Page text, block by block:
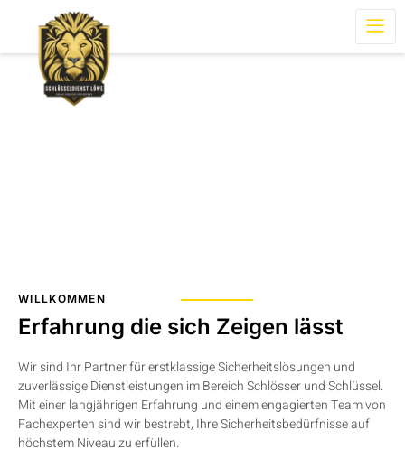
WILLKOMMEN
Erfahrung die sich Zeigen lässt
Wir sind Ihr Partner für erstklassige Sicherheitslösungen und
zuverlässige Dienstleistungen im Bereich Schlösser und Schlüssel.
Mit einer langjährigen Erfahrung und einem engagierten Team von
Fachexperten sind wir bestrebt, Ihre Sicherheitsbedürfnisse auf
höchstem Niveau zu erfüllen.